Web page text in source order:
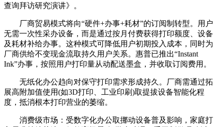
查询拜访研究演讲》。
厂商贸易模式将向“硬件+办事+耗材”的订阅制转型。用户
无需一次性采办设备，而是通过按月付费获得打印额度、设备
及耗材补给办事。这种模式可降低用户初期投入成本，同时为
厂商供给不变现金流取持久用户关系。惠普已推出“Instant
Ink”办事，按照用户打印量从动配送墨盒，并收取订阅费用。
无纸化办公趋向对保守打印需求形成持久。厂商需通过拓
展高附加值使用(如3D打印、工业印刷)取提拔设备智能化程
度，抵消根本打印营业的萎缩。
消费级市场：受数字化办公取挪动设备普及影响，家庭打